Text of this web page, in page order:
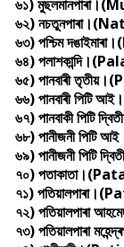
৬১)
৬২)
৬৩) পশ্চিম
৬৪)
৬৫) পানবাৰী
৬৬) পানবাৰী পিটি
৬৭) পানবাকী পিটি
৬৮) পানীজনী
৬৯) পানীজনী পিটি
৭০)
৭১)
৭২) পতিয়ালপাৰা
৭৩) পতিয়ালপাৰা